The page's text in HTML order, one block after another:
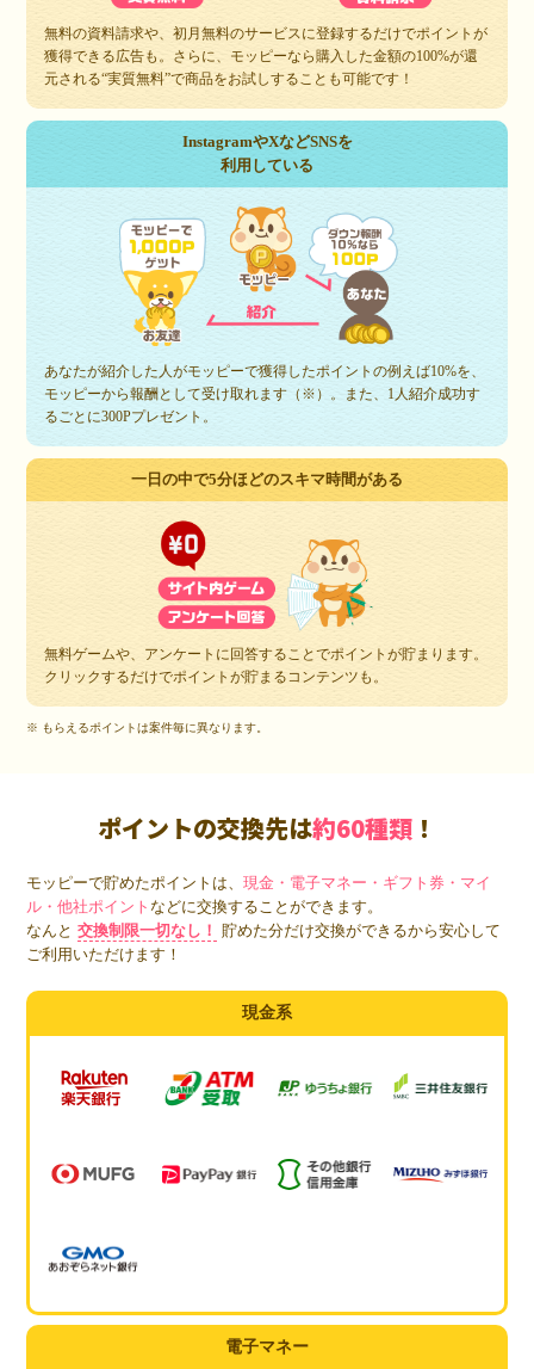
無料の資料請求や、初月無料のサービスに登録するだけでポイントが
獲得できる広告も。さらに、モッピーなら購入した金額の100%が還
元される“実質無料”で商品をお試しすることも可能です！
InstagramやXなどSNSを
利用している
あなたが紹介した人がモッピーで獲得したポイントの例えば10%を、
モッピーから報酬として受け取れます（※）。また、1人紹介成功す
るごとに300Pプレゼント。
一日の中で5分ほどのスキマ時間がある
無料ゲームや、アンケートに回答することでポイントが貯まります。
クリックするだけでポイントが貯まるコンテンツも。
※ もらえるポイントは案件毎に異なります。
ポイントの交換先は約60種類 ！
モッピーで貯めたポイントは、現金・電子マネー・ギフト券・マイ
ル・他社ポイントなどに交換することができます。
なんと 交換制限一切なし！
貯めた分だけ交換ができるから安心して
ご利用いただけます！
現金系
電子マネー